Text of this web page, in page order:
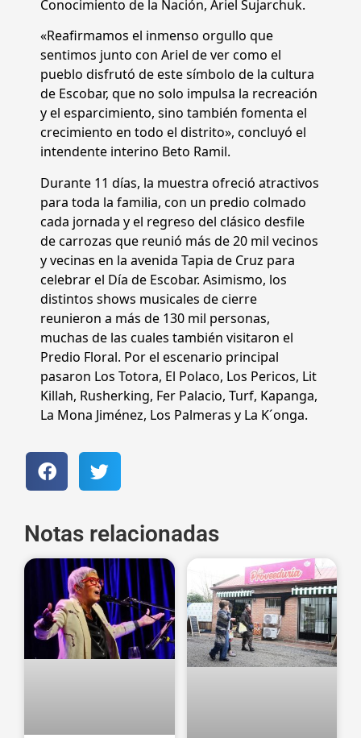
Conocimiento de la Nación, Ariel Sujarchuk.
«Reafirmamos el inmenso orgullo que
sentimos junto con Ariel de ver como el
pueblo disfrutó de este símbolo de la cultura
de Escobar, que no solo impulsa la recreación
y el esparcimiento, sino también fomenta el
crecimiento en todo el distrito», concluyó el
intendente interino Beto Ramil.
Durante 11 días, la muestra ofreció atractivos
para toda la familia, con un predio colmado
cada jornada y el regreso del clásico desfile
de carrozas que reunió más de 20 mil vecinos
y vecinas en la avenida Tapia de Cruz para
celebrar el Día de Escobar. Asimismo, los
distintos shows musicales de cierre
reunieron a más de 130 mil personas,
muchas de las cuales también visitaron el
Predio Floral. Por el escenario principal
pasaron Los Totora, El Polaco, Los Pericos, Lit
Killah, Rusherking, Fer Palacio, Turf, Kapanga,
La Mona Jiménez, Los Palmeras y La K´onga.
Notas relacionadas